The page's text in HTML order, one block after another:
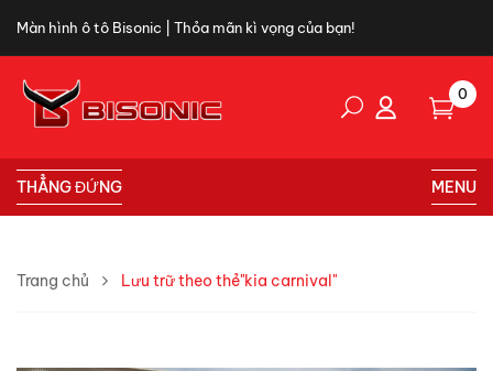
Màn hình ô tô Bisonic | Thỏa mãn kì vọng của bạn!
0
THẲNG ĐỨNG MENU
Trang chủ Lưu trữ theo thẻ"kia carnival"